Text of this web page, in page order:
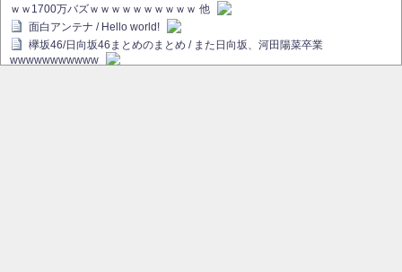
ｗｗ1700万バズｗｗｗｗｗｗｗｗｗｗ 他
面白アンテナ / Hello world!
欅坂46/日向坂46まとめのまとめ / また日向坂、河田陽菜卒業
wwwwwwwwwww